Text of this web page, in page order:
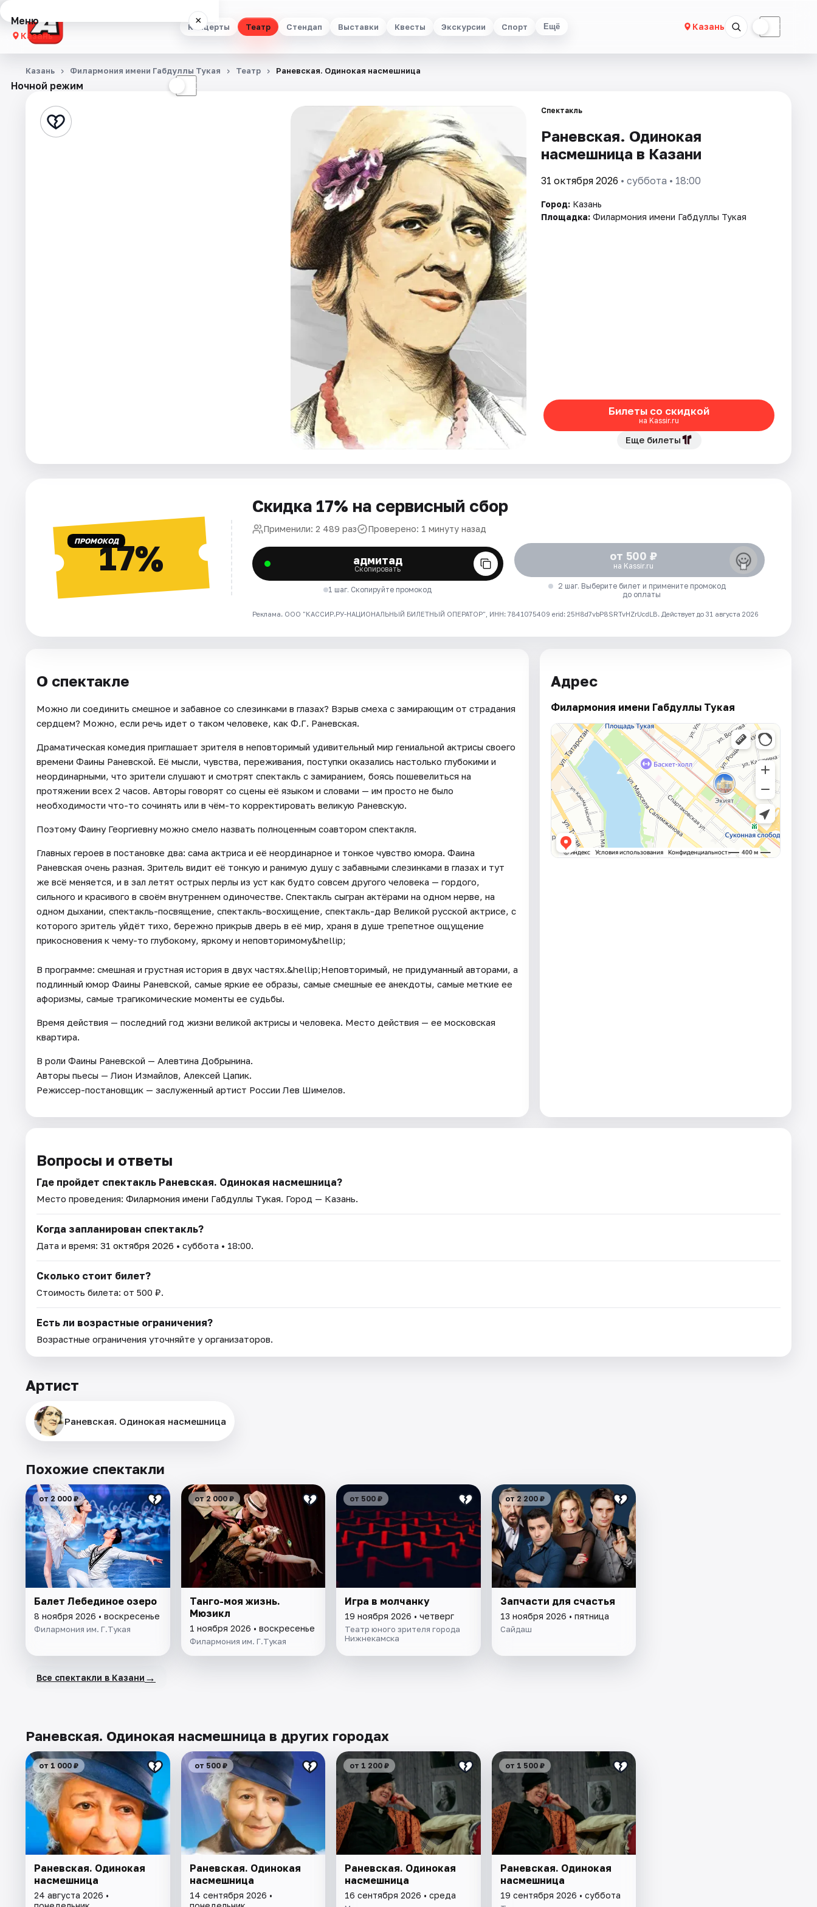
Концерты Театр Стендап Выставки Квесты Экскурсии Спорт Ещё Казань ☾
Меню ×
Казань
Концерты
Стендап
Ночной режим ☾
Казань Филармония имени Габдуллы Тукая Театр Раневская. Одинокая насмешница
Спектакль
Раневская. Одинокая
насмешница в Казани
31 октября 2026 • суббота • 18:00
Город: Казань
Площадка: Филармония имени Габдуллы Тукая
Билеты со скидкой
на Kassir.ru
Еще билеты
ПРОМОКОД17%
Скидка 17% на сервисный сбор
Применили: 2 489 раз Проверено: 1 минуту назад
адмитад
Скопировать
1 шаг. Скопируйте промокод
от 500 ₽
на Kassir.ru
2 шаг. Выберите билет и примените промокод
до оплаты
Реклама. ООО "КАССИР.РУ-НАЦИОНАЛЬНЫЙ БИЛЕТНЫЙ ОПЕРАТОР", ИНН: 7841075409 erid: 25H8d7vbP8SRTvHZrUcdLB. Действует до 31 августа 2026
О спектакле
Можно ли соединить смешное и забавное со слезинками в глазах? Взрыв смеха с замирающим от страдания
сердцем? Можно, если речь идет о таком человеке, как Ф.Г. Раневская.
Драматическая комедия приглашает зрителя в неповторимый удивительный мир гениальной актрисы своего
времени Фаины Раневской. Её мысли, чувства, переживания, поступки оказались настолько глубокими и
неординарными, что зрители слушают и смотрят спектакль с замиранием, боясь пошевелиться на
протяжении всех 2 часов. Авторы говорят со сцены её языком и словами — им просто не было
необходимости что-то сочинять или в чём-то корректировать великую Раневскую.
Поэтому Фаину Георгиевну можно смело назвать полноценным соавтором спектакля.
Главных героев в постановке два: сама актриса и её неординарное и тонкое чувство юмора. Фаина
Раневская очень разная. Зритель видит её тонкую и ранимую душу с забавными слезинками в глазах и тут
же всё меняется, и в зал летят острых перлы из уст как будто совсем другого человека — гордого,
сильного и красивого в своём внутреннем одиночестве. Спектакль сыгран актёрами на одном нерве, на
одном дыхании, спектакль-посвящение, спектакль-восхищение, спектакль-дар Великой русской актрисе, с
которого зритель уйдёт тихо, бережно прикрыв дверь в её мир, храня в душе трепетное ощущение
прикосновения к чему-то глубокому, яркому и неповторимому&hellip;
В программе: смешная и грустная история в двух частях.&hellip;Неповторимый, не придуманный авторами, а
подлинный юмор Фаины Раневской, самые яркие ее образы, самые смешные ее анекдоты, самые меткие ее
афоризмы, самые трагикомические моменты ее судьбы.
Время действия — последний год жизни великой актрисы и человека. Место действия — ее московская
квартира.
В роли Фаины Раневской — Алевтина Добрынина.
Авторы пьесы — Лион Измайлов, Алексей Цапик.
Режиссер-постановщик — заслуженный артист России Лев Шимелов.
Адрес
Филармония имени Габдуллы Тукая
Вопросы и ответы
Где пройдет спектакль Раневская. Одинокая насмешница?
Место проведения: Филармония имени Габдуллы Тукая. Город — Казань.
Когда запланирован спектакль?
Дата и время: 31 октября 2026 • суббота • 18:00.
Сколько стоит билет?
Стоимость билета: от 500 ₽.
Есть ли возрастные ограничения?
Возрастные ограничения уточняйте у организаторов.
Артист
Раневская. Одинокая насмешница
Похожие спектакли
от 2 000 ₽
Балет Лебединое озеро
8 ноября 2026 • воскресенье
Филармония им. Г.Тукая
от 2 000 ₽
Танго-моя жизнь.
Мюзикл
1 ноября 2026 • воскресенье
Филармония им. Г.Тукая
от 500 ₽
Игра в молчанку
19 ноября 2026 • четверг
Театр юного зрителя города
Нижнекамска
от 2 200 ₽
Запчасти для счастья
13 ноября 2026 • пятница
Сайдаш
Все спектакли в Казани →
Раневская. Одинокая насмешница в других городах
от 1 000 ₽
Раневская. Одинокая
насмешница
24 августа 2026 •
от 500 ₽
Раневская. Одинокая
насмешница
14 сентября 2026 •
от 1 200 ₽
Раневская. Одинокая
насмешница
16 сентября 2026 • среда
от 1 500 ₽
Раневская. Одинокая
насмешница
19 сентября 2026 • суббота